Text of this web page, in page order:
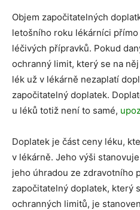
Objem započitatelných
letošního roku lékárníci
léčivých přípravků. Pokud
ochranný limit, který se na
lék už v lékárně nezaplatí
započitatelný doplatek.
u léků totiž není to samé,
Doplatek je část ceny léku,
v lékárně. Jeho výši
jeho úhradou ze zdravotního
započitatelný doplatek, který
ochranných limitů, je